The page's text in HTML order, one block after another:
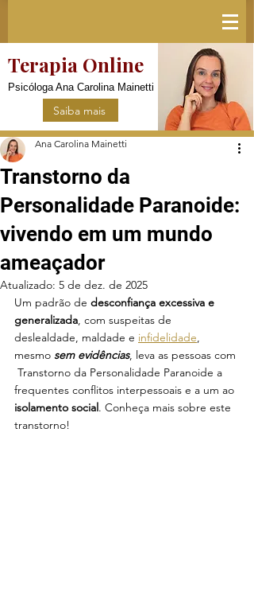
Terapia Online
Psicóloga Ana Carolina Mainetti
Saiba mais
Transtorno da
Personalidade Paranoide:
vivendo em um mundo
ameaçador
Ana Carolina Mainetti
Atualizado: 5 de dez. de 2025
Um padrão de desconfiança excessiva e
generalizada, com suspeitas de
deslealdade, maldade e infidelidade,
mesmo sem evidências, leva as pessoas com
Transtorno da Personalidade Paranoide a
frequentes conflitos interpessoais e a um ao
isolamento social. Conheça mais sobre este
transtorno!